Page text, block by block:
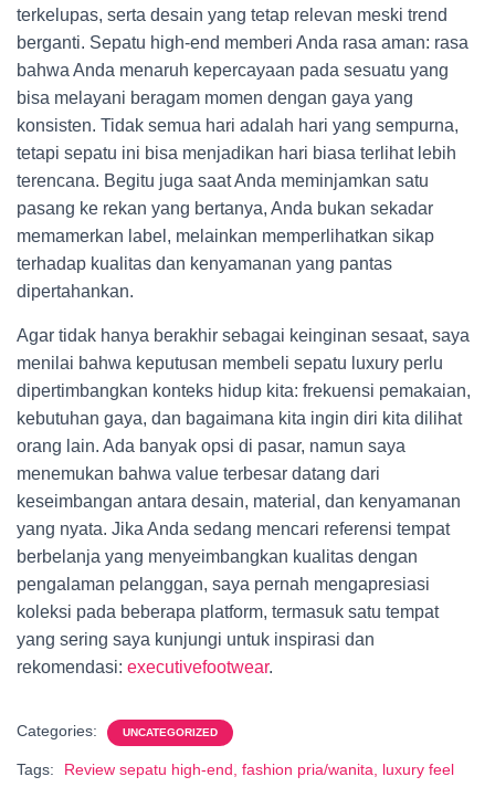
terkelupas, serta desain yang tetap relevan meski trend
berganti. Sepatu high-end memberi Anda rasa aman: rasa
bahwa Anda menaruh kepercayaan pada sesuatu yang
bisa melayani beragam momen dengan gaya yang
konsisten. Tidak semua hari adalah hari yang sempurna,
tetapi sepatu ini bisa menjadikan hari biasa terlihat lebih
terencana. Begitu juga saat Anda meminjamkan satu
pasang ke rekan yang bertanya, Anda bukan sekadar
memamerkan label, melainkan memperlihatkan sikap
terhadap kualitas dan kenyamanan yang pantas
dipertahankan.
Agar tidak hanya berakhir sebagai keinginan sesaat, saya
menilai bahwa keputusan membeli sepatu luxury perlu
dipertimbangkan konteks hidup kita: frekuensi pemakaian,
kebutuhan gaya, dan bagaimana kita ingin diri kita dilihat
orang lain. Ada banyak opsi di pasar, namun saya
menemukan bahwa value terbesar datang dari
keseimbangan antara desain, material, dan kenyamanan
yang nyata. Jika Anda sedang mencari referensi tempat
berbelanja yang menyeimbangkan kualitas dengan
pengalaman pelanggan, saya pernah mengapresiasi
koleksi pada beberapa platform, termasuk satu tempat
yang sering saya kunjungi untuk inspirasi dan
rekomendasi: executivefootwear.
Categories: UNCATEGORIZED
Tags: Review sepatu high-end, fashion pria/wanita, luxury feel